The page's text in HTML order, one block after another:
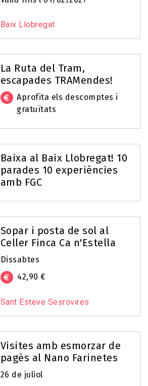
Baix Llobregat
La Ruta del Tram,
escapades TRAMendes!
Aprofita els descomptes i
gratuïtats
Baixa al Baix Llobregat! 10
parades 10 experiències
amb FGC
Sopar i posta de sol al
Celler Finca Ca n'Estella
Dissabtes
42,90 €
Sant Esteve Sesrovires
Visites amb esmorzar de
pagès al Nano Farinetes
26 de juliol